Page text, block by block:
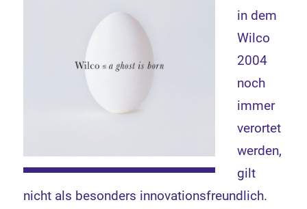
in dem
Wilco
2004
noch
immer
verortet
werden,
gilt
nicht als besonders innovationsfreundlich.